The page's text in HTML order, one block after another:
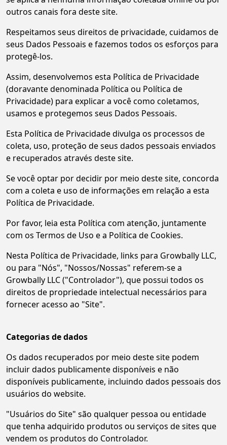
outros canais fora deste site.
Respeitamos seus direitos de privacidade, cuidamos de
seus Dados Pessoais e fazemos todos os esforços para
protegê-los.
Assim, desenvolvemos esta Política de Privacidade
(doravante denominada Política ou Política de
Privacidade) para explicar a você como coletamos,
usamos e protegemos seus Dados Pessoais.
Esta Política de Privacidade divulga os processos de
coleta, uso, proteção de seus dados pessoais enviados
e recuperados através deste site.
Se você optar por decidir por meio deste site, concorda
com a coleta e uso de informações em relação a esta
Política de Privacidade.
Por favor, leia esta Política com atenção, juntamente
com os Termos de Uso e a Política de Cookies.
Nesta Política de Privacidade, links para Growbally LLC,
ou para "Nós", "Nossos/Nossas" referem-se a
Growbally LLC ("Controlador"), que possui todos os
direitos de propriedade intelectual necessários para
fornecer acesso ao "Site".
Categorias de dados
Os dados recuperados por meio deste site podem
incluir dados publicamente disponíveis e não
disponíveis publicamente, incluindo dados pessoais dos
usuários do website.
"Usuários do Site" são qualquer pessoa ou entidade
que tenha adquirido produtos ou serviços de sites que
vendem os produtos do Controlador.